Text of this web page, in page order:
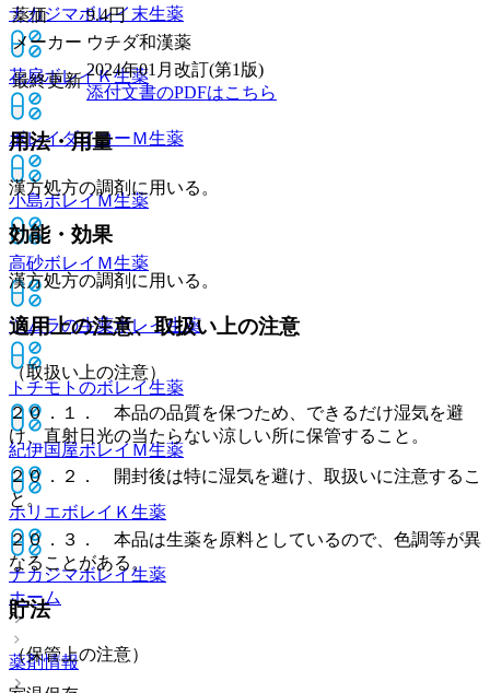
ナカジマボレイ末生薬
花扇ボレイＫ生薬
ボレイダイコーＭ生薬
小島ボレイＭ生薬
高砂ボレイＭ生薬
ツムラの生薬ボレイ生薬
トチモトのボレイ生薬
紀伊国屋ボレイＭ生薬
ホリエボレイＫ 生薬
ナカジマボレイ生薬
ホーム
薬剤情報
薬価
9.4円
メーカー ウチダ和漢薬
最終更新
2024年01月改訂(第1版)
添付文書のPDFはこちら
用法・用量
漢方処方の調剤に用いる。
効能・効果
漢方処方の調剤に用いる。
適用上の注意、取扱い上の注意
（取扱い上の注意）
２０．１． 本品の品質を保つため、できるだけ湿気を避
け、直射日光の当たらない涼しい所に保管すること。
２０．２． 開封後は特に湿気を避け、取扱いに注意するこ
と。
２０．３． 本品は生薬を原料としているので、色調等が異
なることがある。
貯法
（保管上の注意）